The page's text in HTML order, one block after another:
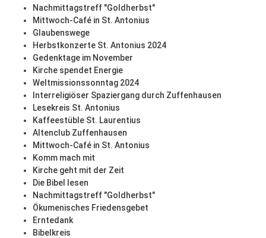
Nachmittagstreff "Goldherbst"
Mittwoch-Café in St. Antonius
Glaubenswege
Herbstkonzerte St. Antonius 2024
Gedenktage im November
Kirche spendet Energie
Weltmissionssonntag 2024
Interreligiöser Spaziergang durch Zuffenhausen
Lesekreis St. Antonius
Kaffeestüble St. Laurentius
Altenclub Zuffenhausen
Mittwoch-Café in St. Antonius
Komm mach mit
Kirche geht mit der Zeit
Die Bibel lesen
Nachmittagstreff "Goldherbst"
Ökumenisches Friedensgebet
Erntedank
Bibelkreis